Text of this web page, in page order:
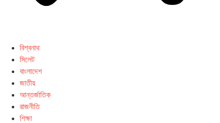
বিশ্বনাথ
সিলেট
বাংলাদেশ
জাতীয়
আন্তর্জাতিক
রাজনীতি
শিক্ষা